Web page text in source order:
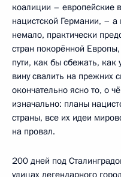
коалиции – европейские
нацистской Германии, –
немало, практически
стран покорённой
пути, как бы сбежать, как
вину свалить на прежних
окончательно ясно то, о
изначально: планы
страны, все их идеи
на провал.
200 дней под
улицах легендарного